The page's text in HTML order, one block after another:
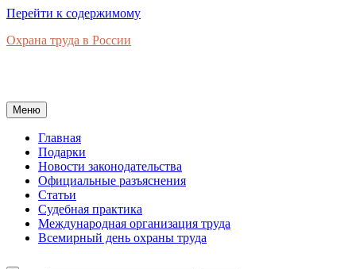
Перейти к содержимому
Охрана труда в России
Меню
Главная
Подарки
Новости законодательства
Официальные разъяснения
Статьи
Судебная практика
Международная организация труда
Всемирный день охраны труда